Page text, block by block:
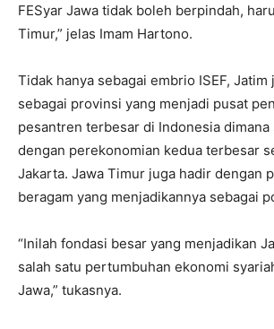
FESyar Jawa tidak boleh berpindah,
Timur,” jelas Imam Hartono.
Tidak hanya sebagai embrio ISEF, Jatim
sebagai provinsi yang menjadi pusat
pesantren terbesar di Indonesia dimana
dengan perekonomian kedua terbesar
Jakarta. Jawa Timur juga hadir dengan
beragam yang menjadikannya sebagai
“Inilah fondasi besar yang menjadikan
salah satu pertumbuhan ekonomi
Jawa,” tukasnya.